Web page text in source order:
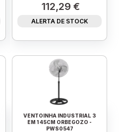
112,29 €
ALERTA DE STOCK
VENTOINHA INDUSTRIAL 3
EM 1 45CM ORBEGOZO -
PWS0547